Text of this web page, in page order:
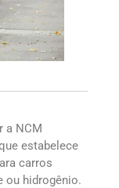
a NCM
estabelece
carros
ou hidrogênio.